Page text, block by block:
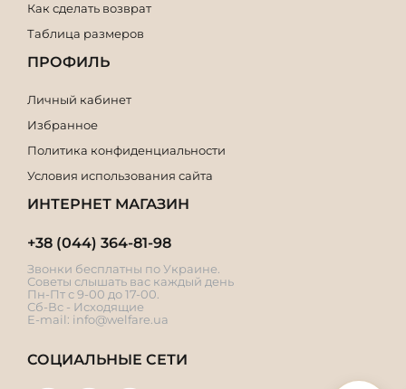
Как сделать возврат
Таблица размеров
ПРОФИЛЬ
Личный кабинет
Избранное
Политика конфиденциальности
Условия использования сайта
ИНТЕРНЕТ МАГАЗИН
+38 (044) 364-81-98
Звонки бесплатны по Украине.
Советы слышать вас каждый день
Пн-Пт с 9-00 до 17-00.
Сб-Вс - Исходящие
E-mail: info@welfare.ua
СОЦИАЛЬНЫЕ СЕТИ